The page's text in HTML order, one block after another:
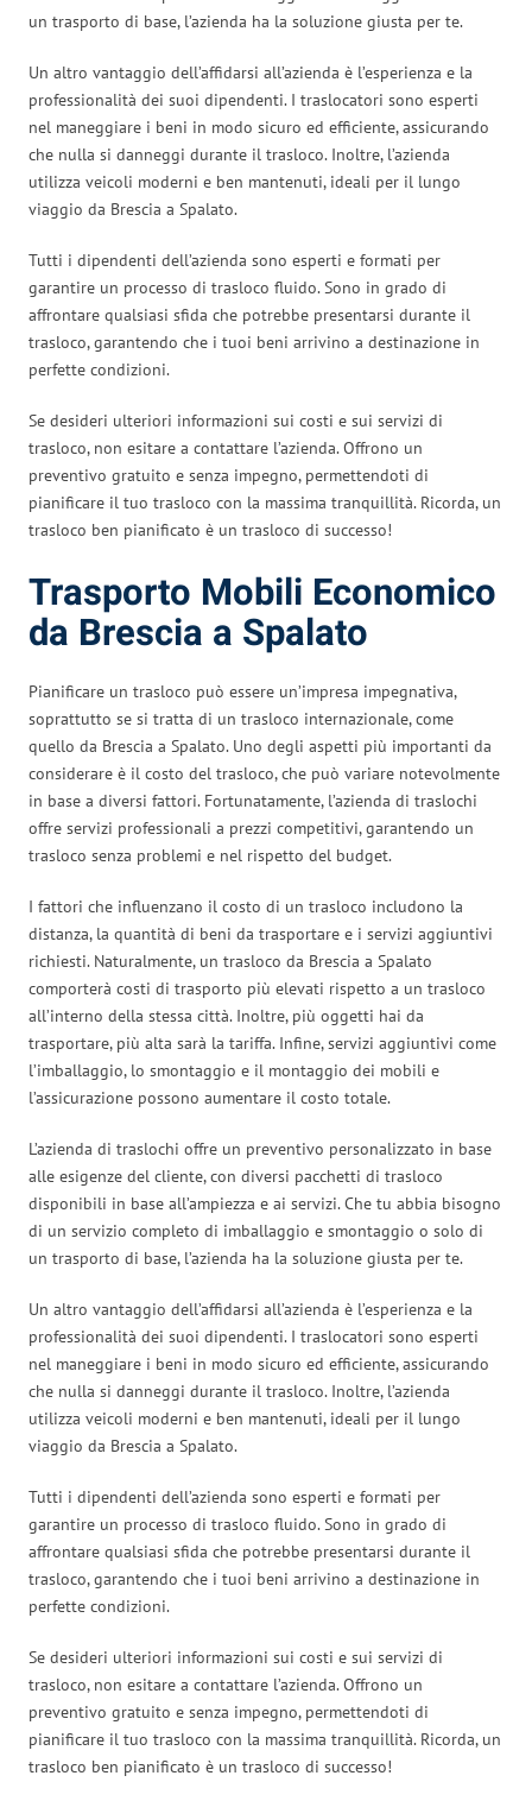
un trasporto di base, l’azienda ha la soluzione giusta per te.
Un altro vantaggio dell’affidarsi all’azienda è l’esperienza e la
professionalità dei suoi dipendenti. I traslocatori sono esperti
nel maneggiare i beni in modo sicuro ed efficiente, assicurando
che nulla si danneggi durante il trasloco. Inoltre, l’azienda
utilizza veicoli moderni e ben mantenuti, ideali per il lungo
viaggio da Brescia a Spalato.
Tutti i dipendenti dell’azienda sono esperti e formati per
garantire un processo di trasloco fluido. Sono in grado di
affrontare qualsiasi sfida che potrebbe presentarsi durante il
trasloco, garantendo che i tuoi beni arrivino a destinazione in
perfette condizioni.
Se desideri ulteriori informazioni sui costi e sui servizi di
trasloco, non esitare a contattare l’azienda. Offrono un
preventivo gratuito e senza impegno, permettendoti di
pianificare il tuo trasloco con la massima tranquillità. Ricorda, un
trasloco ben pianificato è un trasloco di successo!
Trasporto Mobili Economico
da Brescia a Spalato
Pianificare un trasloco può essere un’impresa impegnativa,
soprattutto se si tratta di un trasloco internazionale, come
quello da Brescia a Spalato. Uno degli aspetti più importanti da
considerare è il costo del trasloco, che può variare notevolmente
in base a diversi fattori. Fortunatamente, l’azienda di traslochi
offre servizi professionali a prezzi competitivi, garantendo un
trasloco senza problemi e nel rispetto del budget.
I fattori che influenzano il costo di un trasloco includono la
distanza, la quantità di beni da trasportare e i servizi aggiuntivi
richiesti. Naturalmente, un trasloco da Brescia a Spalato
comporterà costi di trasporto più elevati rispetto a un trasloco
all’interno della stessa città. Inoltre, più oggetti hai da
trasportare, più alta sarà la tariffa. Infine, servizi aggiuntivi come
l’imballaggio, lo smontaggio e il montaggio dei mobili e
l’assicurazione possono aumentare il costo totale.
L’azienda di traslochi offre un preventivo personalizzato in base
alle esigenze del cliente, con diversi pacchetti di trasloco
disponibili in base all’ampiezza e ai servizi. Che tu abbia bisogno
di un servizio completo di imballaggio e smontaggio o solo di
un trasporto di base, l’azienda ha la soluzione giusta per te.
Un altro vantaggio dell’affidarsi all’azienda è l’esperienza e la
professionalità dei suoi dipendenti. I traslocatori sono esperti
nel maneggiare i beni in modo sicuro ed efficiente, assicurando
che nulla si danneggi durante il trasloco. Inoltre, l’azienda
utilizza veicoli moderni e ben mantenuti, ideali per il lungo
viaggio da Brescia a Spalato.
Tutti i dipendenti dell’azienda sono esperti e formati per
garantire un processo di trasloco fluido. Sono in grado di
affrontare qualsiasi sfida che potrebbe presentarsi durante il
trasloco, garantendo che i tuoi beni arrivino a destinazione in
perfette condizioni.
Se desideri ulteriori informazioni sui costi e sui servizi di
trasloco, non esitare a contattare l’azienda. Offrono un
preventivo gratuito e senza impegno, permettendoti di
pianificare il tuo trasloco con la massima tranquillità. Ricorda, un
trasloco ben pianificato è un trasloco di successo!